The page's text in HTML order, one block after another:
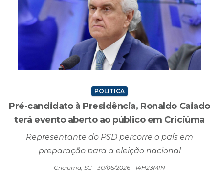
POLÍTICA
Pré-candidato à Presidência, Ronaldo Caiado
terá evento aberto ao público em Criciúma
Representante do PSD percorre o país em